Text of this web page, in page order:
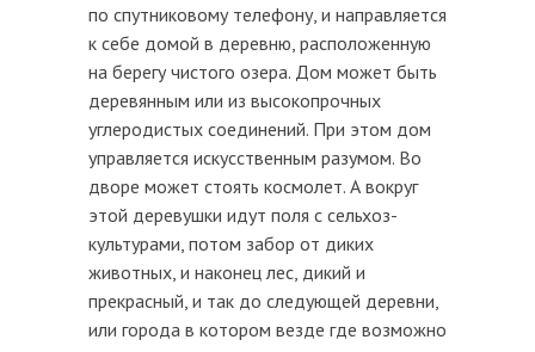
по спутниковому телефону, и направляется
к себе домой в деревню, расположенную
на берегу чистого озера. Дом может быть
деревянным или из высокопрочных
углеродистых соединений. При этом дом
управляется искусственным разумом. Во
дворе может стоять космолет. А вокруг
этой деревушки идут поля с сельхоз-
культурами, потом забор от диких
животных, и наконец лес, дикий и
прекрасный, и так до следующей деревни,
или города в котором везде где возможно